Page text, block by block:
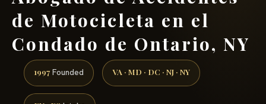
de Motocicleta en el
Condado de Ontario, NY
1997 Founded VA · MD · DC · NJ · NY